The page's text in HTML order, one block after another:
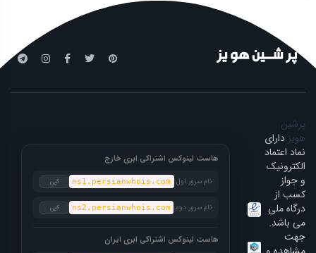
پرشین
هویز دارای
نماد اعتماد
الکترونیک
و جواز
کسب از
درگاه ملی
می باشد.
جهت
هاست لینوکس اشتراکی ابری خارج
نام سرور اول: ns1.persianwhois.com کپی
نام سرور دوم: ns2.persianwhois.com کپی
هاست لینوکس اشتراکی ابری ایران